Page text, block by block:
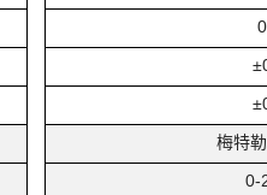
梅特勒
0-